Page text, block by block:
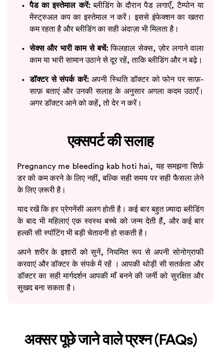
पैड का इस्तेमाल करें:ब्लीडिंग के दौरान पैड लगाएँ, टैम्पोन या
मेंस्ट्रुअल कप का इस्तेमाल न करें। इससे इंफेक्शन का खतरा
कम रहता है और ब्लीडिंग का सही अंदाज़ा भी मिलता है।
सेक्स और भारी काम से बचें: फिलहाल सेक्स, ज़ोर लगाने वाला
काम या भारी सामान उठाने से दूर रहें, ताकि ब्लीडिंग और न बढ़े।
डॉक्टर से संपर्क करें:अपनी स्थिति डॉक्टर को फोन पर साफ़-
साफ़ बताएं और उनकी सलाह के अनुसार अगला कदम उठाएँ।
अगर डॉक्टर आने को कहें, तो देर न करें।
एक्सपर्ट की सलाह
Pregnancy me bleeding kab hoti hai, यह समझना सिर्फ़
डर को कम करने के लिए नहीं, बल्कि सही समय पर सही फैसला लेने
के लिए ज़रूरी है।
याद रखें कि हर प्रेगनेंसी अलग होती है। कई बार बहुत ज़्यादा ब्लीडिंग
के बाद भी महिलाएं एक स्वस्थ बच्चे को जन्म देती हैं, और कई बार
हल्की सी स्पॉटिंग भी बड़ी चेतावनी हो सकती है।
अपने शरीर के इशारों को सुनें, नियमित रूप से अपनी सोनोग्राफी
करवाएं और डॉक्टर के संपर्क में रहें । आपकी थोड़ी सी सतर्कता और
डॉक्टर का सही मार्गदर्शन आपकी माँ बनने की जर्नी को सुरक्षित और
सुखद बना सकता है।
अक्सर पूछे जाने वाले प्रश्न (FAQs)